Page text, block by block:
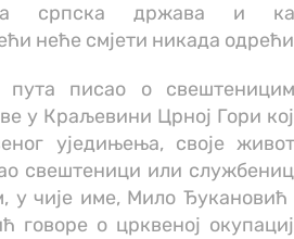
српска држава и
неће смјети никада
писао о
у Краљевини Црној Гори
уједињења, своје
свештеници или
у чије име, Мило Ђукановић
говоре о црквеној